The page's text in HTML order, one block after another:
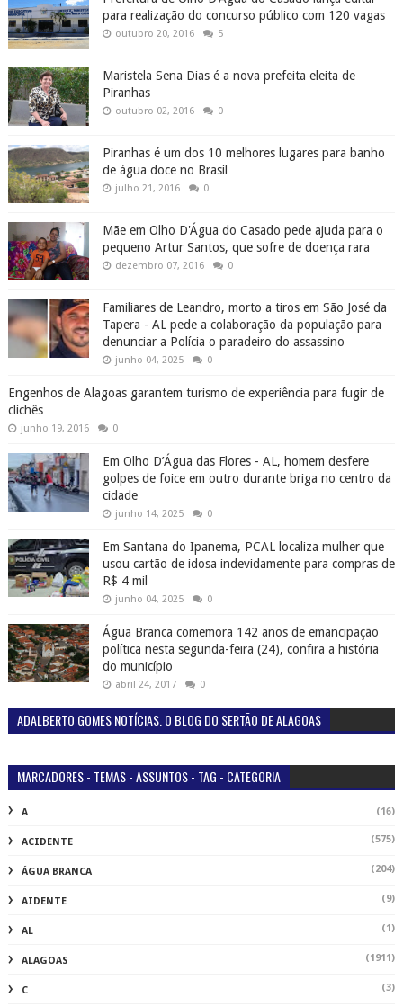
para realização do concurso público com 120 vagas
outubro 20, 2016 5
Maristela Sena Dias é a nova prefeita eleita de
Piranhas
outubro 02, 2016 0
Piranhas é um dos 10 melhores lugares para banho
de água doce no Brasil
julho 21, 2016 0
Mãe em Olho D'Água do Casado pede ajuda para o
pequeno Artur Santos, que sofre de doença rara
dezembro 07, 2016 0
Familiares de Leandro, morto a tiros em São José da
Tapera - AL pede a colaboração da população para
denunciar a Polícia o paradeiro do assassino
junho 04, 2025 0
Engenhos de Alagoas garantem turismo de experiência para fugir de
clichês
junho 19, 2016 0
Em Olho D’Água das Flores - AL, homem desfere
golpes de foice em outro durante briga no centro da
cidade
junho 14, 2025 0
Em Santana do Ipanema, PCAL localiza mulher que
usou cartão de idosa indevidamente para compras de
R$ 4 mil
junho 04, 2025 0
Água Branca comemora 142 anos de emancipação
política nesta segunda-feira (24), confira a história
do município
abril 24, 2017 0
ADALBERTO GOMES NOTÍCIAS. O BLOG DO SERTÃO DE ALAGOAS
MARCADORES - TEMAS - ASSUNTOS - TAG - CATEGORIA
A (16)
ACIDENTE (575)
ÁGUA BRANCA (204)
AIDENTE (9)
AL (1)
ALAGOAS (1911)
C (3)